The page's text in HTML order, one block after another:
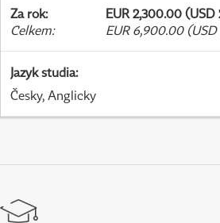
Za rok:
EUR 2,300.00 (USD
Celkem: EUR 6,900.00 (USD
Jazyk studia:
Česky, Anglicky